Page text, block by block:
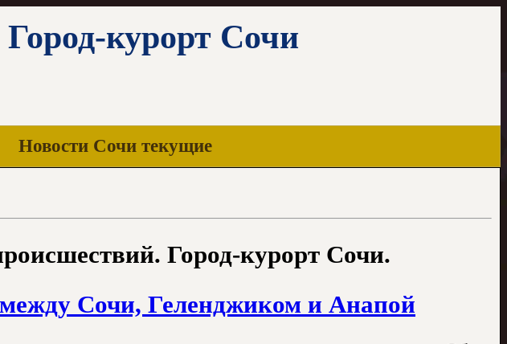
Город-курорт Сочи
Новости Сочи текущие
Город-курорт Сочи.
между Сочи, Геленджиком и Анапой